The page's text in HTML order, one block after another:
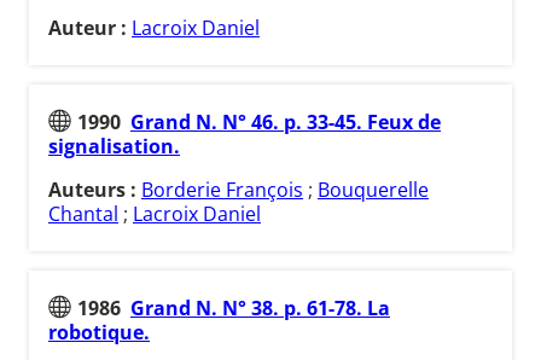
Auteur : Lacroix Daniel
1990 Grand N. N° 46. p. 33-45. Feux de
signalisation.
Auteurs : Borderie François ; Bouquerelle
Chantal ; Lacroix Daniel
1986 Grand N. N° 38. p. 61-78. La
robotique.